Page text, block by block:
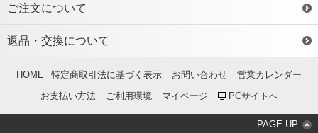
ご注文について
返品・交換について
HOME 特定商取引法に基づく表示 お問い合わせ
営業カレンダー
お支払い方法
ご利用環境 マイページ PCサイトへ
PAGE UP